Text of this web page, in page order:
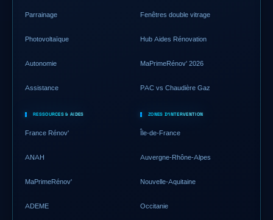
Parrainage
Photovoltaïque
Autonomie
Assistance
Fenêtres double vitrage
Hub Aides Rénovation
MaPrimeRénov' 2026
PAC vs Chaudière Gaz
RESSOURCES & AIDES
France Rénov'
ANAH
MaPrimeRénov'
ADEME
ZONES D'INTERVENTION
Île-de-France
Auvergne-Rhône-Alpes
Nouvelle-Aquitaine
Occitanie